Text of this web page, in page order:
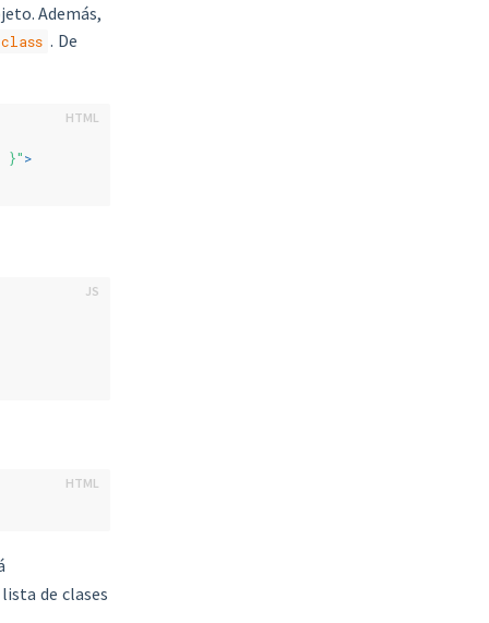
Además,
class . De
}">
de clases